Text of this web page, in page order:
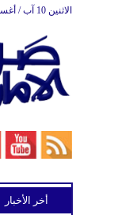
الاثنين 10 آب / أغسطس 2026
سوريا
أخر الأخبار